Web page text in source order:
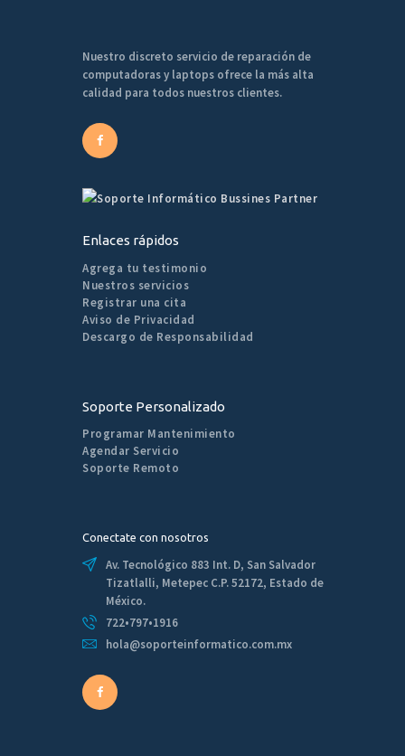
Nuestro discreto servicio de reparación de
computadoras y laptops ofrece la más alta
calidad para todos nuestros clientes.
Enlaces rápidos
Agrega tu testimonio
Nuestros servicios
Registrar una cita
Aviso de Privacidad
Descargo de Responsabilidad
Soporte Personalizado
Programar Mantenimiento
Agendar Servicio
Soporte Remoto
Conectate con nosotros
Av. Tecnológico 883 Int. D, San Salvador
Tizatlalli, Metepec C.P. 52172, Estado de
México.
722•797•1916
hola@soporteinformatico.com.mx